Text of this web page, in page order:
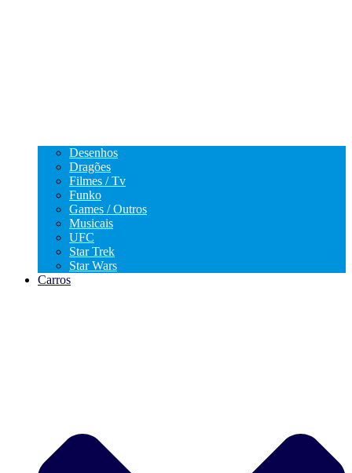
Desenhos
Dragões
Filmes / Tv
Funko
Games / Outros
Musicais
UFC
Star Trek
Star Wars
Carros